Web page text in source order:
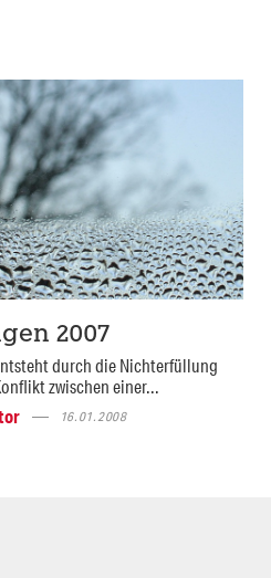
2007
durch die Nichterfüllung
zwischen einer...
16.01.2008